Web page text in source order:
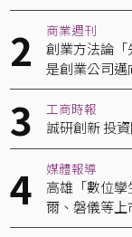
商業週刊
創業方法論
是創業公司
工商時報
誠研創新 投
媒體報導
高雄「數位
爾、磐儀等